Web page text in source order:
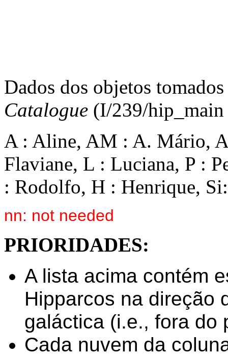
Dados dos objetos
Catalogue (I/239/
A : Aline, AM : A. Mário,
Flaviane, L : Luciana, P :
: Rodolfo, H : Henrique,
nn: not needed
PRIORIDADES:
A lista acima contém
Hipparcos na direção
galáctica (i.e., fora do
Cada nuvem da